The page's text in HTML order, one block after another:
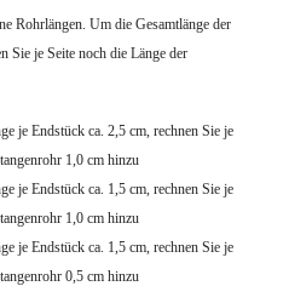
Rohrlängen. Um die Gesamtlänge der
Sie je Seite noch die Länge der
je Endstück ca. 2,5 cm, rechnen Sie je
1,0 cm hinzu
je Endstück ca. 1,5 cm, rechnen Sie je
1,0 cm hinzu
je Endstück ca. 1,5 cm, rechnen Sie je
0,5 cm hinzu